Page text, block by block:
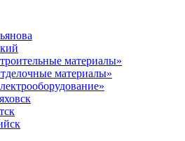
материалы»
материалы»